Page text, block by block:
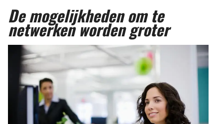
De mogelijkheden om te
netwerken worden groter